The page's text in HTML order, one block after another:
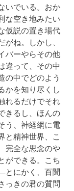
いでいる。おか
な空き地みたい
仮説の置き場代
がね。しかし、
バーやらその他
違って、その中
の中でどのよう
かを知り尽くし
れるだけでそれ
きるし、ほんの
う、神経網に電
と精神世界、こ
完全な思念のや
ができる。こち
にかく、百聞
っきの君の質問